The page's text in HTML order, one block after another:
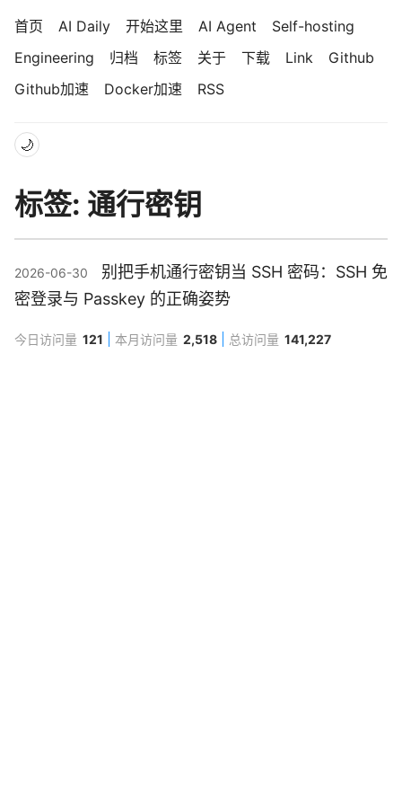
首页 AI Daily 开始这里 AI Agent
Self-hosting
Engineering
归档 标签 关于 下载 Link
Github
Github加速
Docker加速 RSS
🌙
标签: 通行密钥
2026-06-30
别把手机通行密钥当 SSH 密码：SSH 免
密登录与 Passkey 的正确姿势
今日访问量 121 本月访问量 2,518 总访问量 141,227